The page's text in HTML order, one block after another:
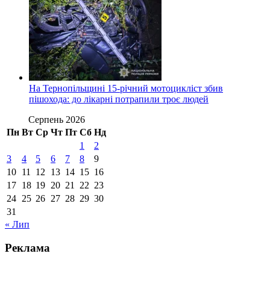
На Тернопільщині 15-річний мотоцикліст збив
пішохода: до лікарні потрапили троє людей
Серпень 2026
Пн Вт Ср Чт Пт Сб Нд
1
2
3
4 5 6 7 8
9
10 11 12 13 14 15 16
17 18 19 20 21 22 23
24 25 26 27 28 29 30
31
« Лип
Реклама